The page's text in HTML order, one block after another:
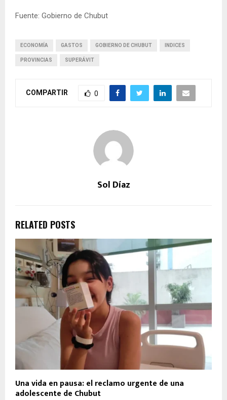
Fuente: Gobierno de Chubut
ECONOMÍA GASTOS GOBIERNO DE CHUBUT INDICES
PROVINCIAS SUPERÁVIT
COMPARTIR 0
Sol Díaz
RELATED POSTS
Una vida en pausa: el reclamo urgente de una
adolescente de Chubut